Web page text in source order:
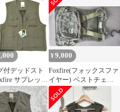
付デッドスト
サプレック
ベスト カーキ
¥9,000
Foxfire(フォックスファ
イヤー) ベストチェス
ト ストラップ ベスト